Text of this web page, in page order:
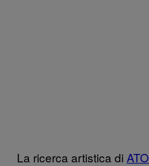
La ricerca artistica di ATO